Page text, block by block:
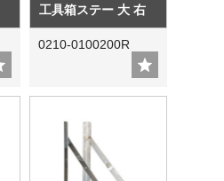
工具箱ステー 大 右
0210-0100200R